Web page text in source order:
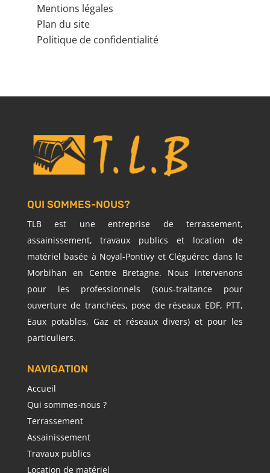
Mentions légales
Plan du site
Politique de confidentialité
QUI SOMMES-NOUS?
TLB est une entreprise de terrassement,
assainissement, travaux publics et location de
matériel basée à Noyal-Pontivy et Cléguérec dans le
Morbihan en Centre Bretagne. Nous intervenons
pour les professionnels (sous-traitance pour
ouverture de tranchées, pose de réseaux EDF, PTT,
Eaux potables, Gaz et réseaux divers) et pour les
particuliers.
NAVIGATION
Accueil
Qui sommes-nous ?
Terrassement
Assainissement
Travaux publics
Location de matériel